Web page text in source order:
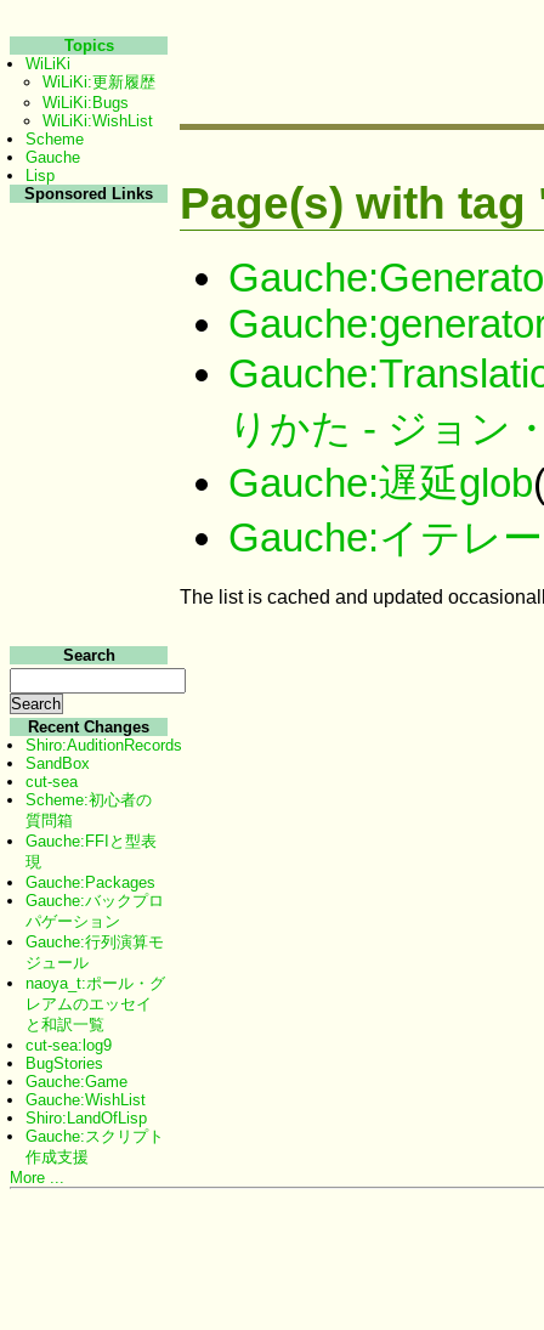
Page(s) with
りかた - ジョン
Gauche:遅延glob
Gauche:イテレ
The list is cached and updated
Topics
WiLiKi
WiLiKi:更新履歴
WiLiKi:Bugs
WiLiKi:WishList
Scheme
Gauche
Lisp
Sponsored Links
Search
Recent Changes
Shiro:AuditionRecords
SandBox
cut-sea
Scheme:初心者の
質問箱
Gauche:FFIと型表
現
Gauche:Packages
Gauche:バックプロ
パゲーション
Gauche:行列演算モ
ジュール
naoya_t:ポール・グ
レアムのエッセイ
と和訳一覧
cut-sea:log9
BugStories
Gauche:Game
Gauche:WishList
Shiro:LandOfLisp
Gauche:スクリプト
作成支援
More ...